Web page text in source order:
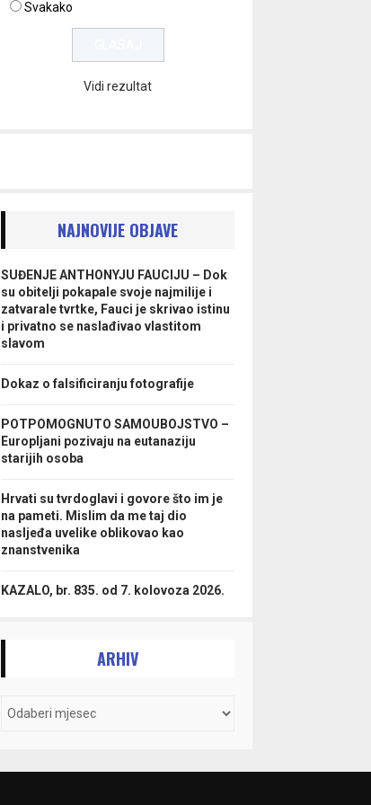
Svakako
Vidi rezultat
NAJNOVIJE OBJAVE
SUĐENJE ANTHONYJU FAUCIJU – Dok
su obitelji pokapale svoje najmilije i
zatvarale tvrtke, Fauci je skrivao istinu
i privatno se naslađivao vlastitom
slavom
Dokaz o falsificiranju fotografije
POTPOMOGNUTO SAMOUBOJSTVO –
Europljani pozivaju na eutanaziju
starijih osoba
Hrvati su tvrdoglavi i govore što im je
na pameti. Mislim da me taj dio
nasljeđa uvelike oblikovao kao
znanstvenika
KAZALO, br. 835. od 7. kolovoza 2026.
ARHIV